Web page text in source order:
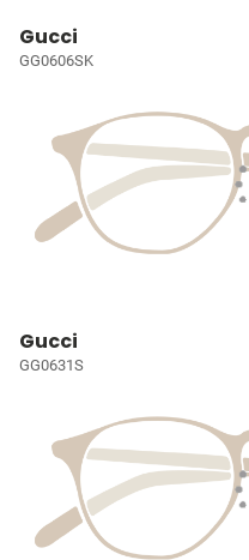
Gucci
GG0606SK
Gucci
GG0631S